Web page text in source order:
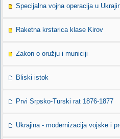
Specijalna vojna operacija u
Raketna krstarica klase Kirov
Zakon o oružju i municiji
Bliski istok
Prvi Srpsko-Turski rat 1876-1877
Ukrajina - modernizacija vojske i